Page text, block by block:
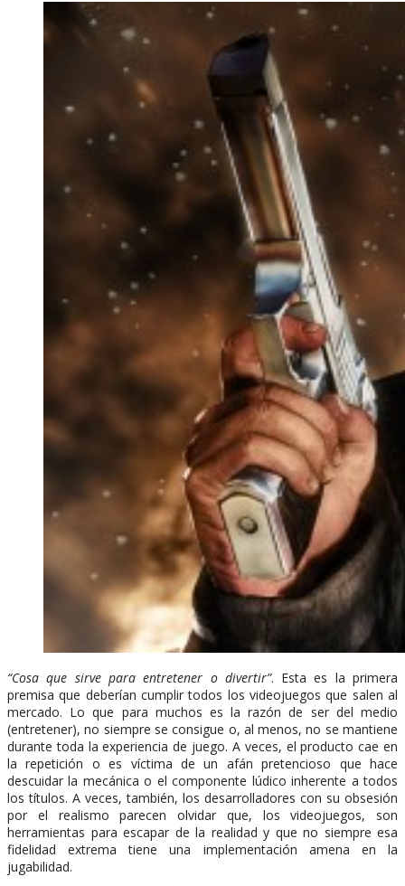
“Cosa que sirve para entretener o divertir”. Esta es la primera
premisa que deberían cumplir todos los videojuegos que salen al
mercado. Lo que para muchos es la razón de ser del medio
(entretener), no siempre se consigue o, al menos, no se mantiene
durante toda la experiencia de juego. A veces, el producto cae en
la repetición o es víctima de un afán pretencioso que hace
descuidar la mecánica o el componente lúdico inherente a todos
los títulos. A veces, también, los desarrolladores con su obsesión
por el realismo parecen olvidar que, los videojuegos, son
herramientas para escapar de la realidad y que no siempre esa
fidelidad extrema tiene una implementación amena en la
jugabilidad.